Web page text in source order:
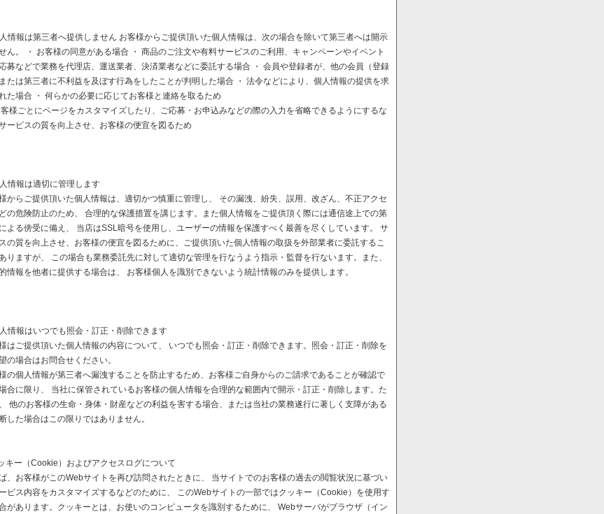
情報は第三者へ提供しません お客様からご提供頂いた個人情報は、次の場合を除いて第三者へは開示
ん。 ・ お客様の同意がある場合 ・ 商品のご注文や有料サービスのご利用、キャンペーンやイベント
募などで業務を代理店、運送業者、決済業者などに委託する場合 ・ 会員や登録者が、他の会員（登録
たは第三者に不利益を及ぼす行為をしたことが判明した場合 ・ 法令などにより、個人情報の提供を求
た場合 ・ 何らかの必要に応じてお客様と連絡を取るため
客様ごとにページをカスタマイズしたり、ご応募・お申込みなどの際の入力を省略できるようにするな
ービスの質を向上させ、お客様の便宜を図るため
情報は適切に管理します
からご提供頂いた個人情報は、適切かつ慎重に管理し、 その漏洩、紛失、誤用、改ざん、不正アクセ
の危険防止のため、 合理的な保護措置を講じます。また個人情報をご提供頂く際には通信途上での第
よる傍受に備え、 当店はSSL暗号を使用し、ユーザーの情報を保護すべく最善を尽くしています。 サ
の質を向上させ、お客様の便宜を図るために、ご提供頂いた個人情報の取扱を外部業者に委託するこ
りますが、 この場合も業務委託先に対して適切な管理を行なうよう指示・監督を行ないます。また、
情報を他者に提供する場合は、 お客様個人を識別できないよう統計情報のみを提供します。
情報はいつでも照会・訂正・削除できます
はご提供頂いた個人情報の内容について、 いつでも照会・訂正・削除できます。照会・訂正・削除を
の場合はお問合せください。
の個人情報が第三者へ漏洩することを防止するため、お客様ご自身からのご請求であることが確認で
合に限り、 当社に保管されているお客様の個人情報を合理的な範囲内で開示・訂正・削除します。た
他のお客様の生命・身体・財産などの利益を害する場合、または当社の業務遂行に著しく支障がある
した場合はこの限りではありません。
キー（Cookie）およびアクセスログについて
、お客様がこのWebサイトを再び訪問されたときに、 当サイトでのお客様の過去の閲覧状況に基づい
ビス内容をカスタマイズするなどのために、 このWebサイトの一部ではクッキー（Cookie）を使用す
があります。クッキーとは、お使いのコンピュータを識別するために、 Webサーバがブラウザ（イン